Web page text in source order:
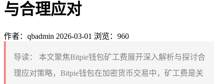
与合理应对
作者：qbadmin 2026-03-01 浏览：960
导读：
本文聚焦Bitpie钱包矿工费展开深入解析与探讨合
理应对策略，Bitpie钱包在加密货币交易中，矿工费是关